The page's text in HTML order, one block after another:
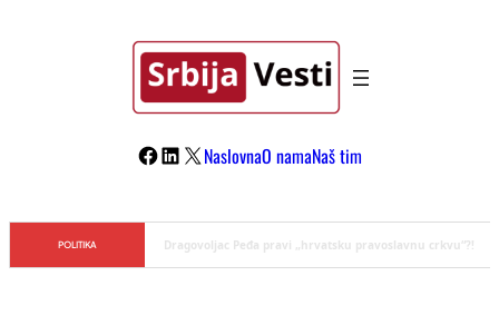
Facebook
LinkedIn
X NaslovnaO namaNaš tim
POLITIKA Đilas/Šolak propaganda uspela u dehumanizaciji Vučića